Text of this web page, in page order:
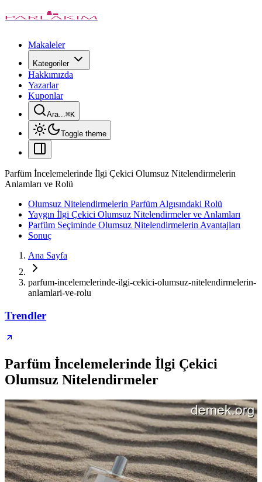
Makaleler
Kategoriler
Hakkımızda
Yazarlar
Kuponlar
Ara...⌘K
Toggle theme
Parfüm İncelemelerinde İlgi Çekici Olumsuz Nitelendirmelerin
Anlamları ve Rolü
Olumsuz Nitelendirmelerin Parfüm Algısındaki Rolü
Yaygın İlgi Çekici Olumsuz Nitelendirmeler ve Anlamları
Parfüm Seçiminde Olumsuz Nitelendirmelerin Avantajları
Sonuç
Ana Sayfa
parfum-incelemelerinde-ilgi-cekici-olumsuz-nitelendirmelerin-
anlamlari-ve-rolu
Trendler
Parfüm İncelemelerinde İlgi Çekici
Olumsuz Nitelendirmeler